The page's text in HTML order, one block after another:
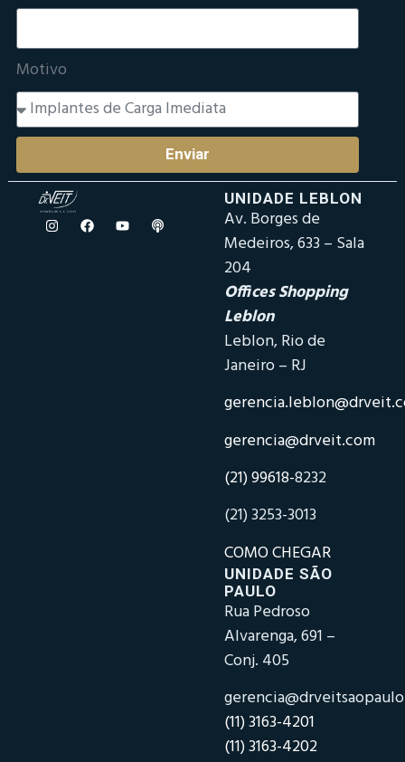
Motivo
Enviar
UNIDADE LEBLON
Av. Borges de
Medeiros, 633 – Sala
204
Offices Shopping
Leblon
Leblon, Rio de
Janeiro – RJ
gerencia@drveit.com
(21) 99618-8232
(21) 3253-3013
COMO CHEGAR
UNIDADE SÃO
PAULO
Rua Pedroso
Alvarenga, 691 –
Conj. 405
(11) 3163-4201
(11) 3163-4202